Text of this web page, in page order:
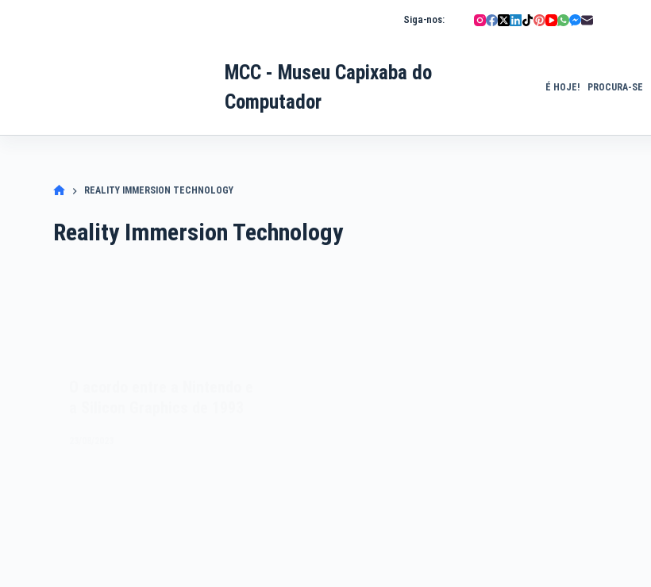
Siga-nos:
MCC - Museu Capixaba do
Computador
É HOJE! PROCURA-SE
REALITY IMMERSION TECHNOLOGY
Reality Immersion Technology